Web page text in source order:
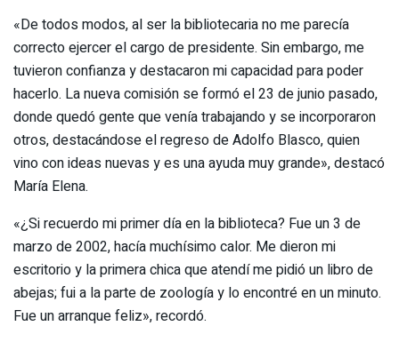
«De todos modos, al ser la bibliotecaria no me parecía
correcto ejercer el cargo de presidente. Sin embargo, me
tuvieron confianza y destacaron mi capacidad para poder
hacerlo. La nueva comisión se formó el 23 de junio pasado,
donde quedó gente que venía trabajando y se incorporaron
otros, destacándose el regreso de Adolfo Blasco, quien
vino con ideas nuevas y es una ayuda muy grande», destacó
María Elena.
«¿Si recuerdo mi primer día en la biblioteca? Fue un 3 de
marzo de 2002, hacía muchísimo calor. Me dieron mi
escritorio y la primera chica que atendí me pidió un libro de
abejas; fui a la parte de zoología y lo encontré en un minuto.
Fue un arranque feliz», recordó.